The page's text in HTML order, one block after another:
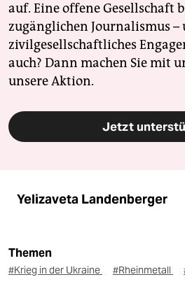
auf. Eine offene Gesellschaft
zugänglichen Journalismus –
zivilgesellschaftliches
auch? Dann machen Sie mit
unsere Aktion.
Jetzt
Yelizaveta Landenberger
Themen
#Krieg in der Ukraine #Rheinmetall